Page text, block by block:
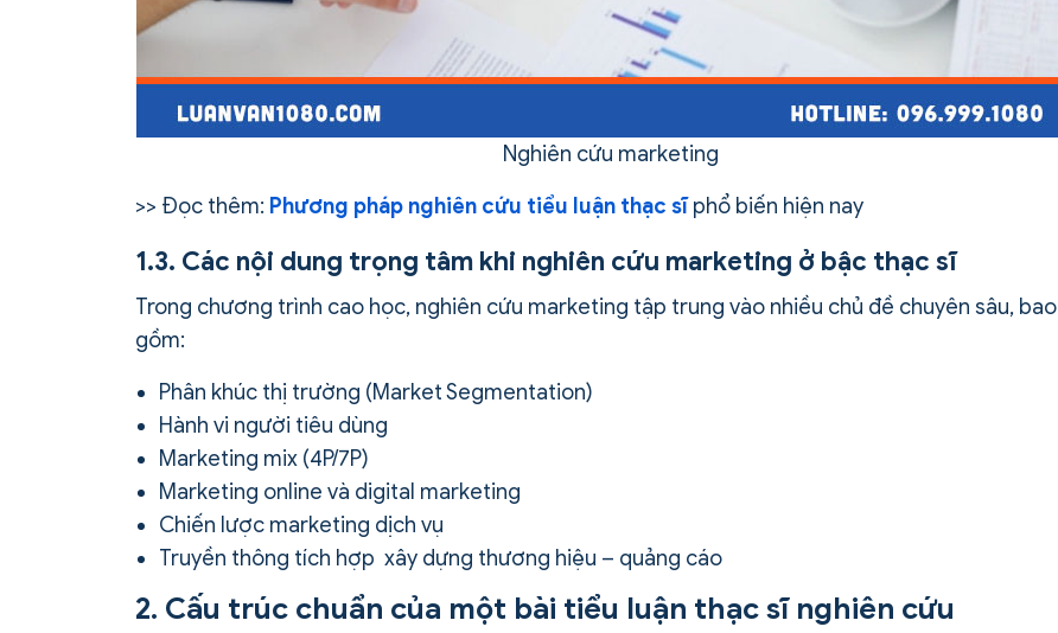
Nghiên cứu marketing
>> Đọc thêm: Phương pháp nghiên cứu tiểu luận thạc sĩphổ biến hiện nay
1.3. Các nội dung trọng tâm khi nghiên cứu marketing ở bậc thạc sĩ
Trong chương trình cao học, nghiên cứu marketing tập trung vào nhiều chủ đề chuyên sâu, bao
gồm:
Phân khúc thị trường (Market Segmentation)
Hành vi người tiêu dùng
Marketing mix (4P/7P)
Marketing online và digital marketing
Chiến lược marketing dịch vụ
Truyền thông tích hợp xây dựng thương hiệu – quảng cáo
2. Cấu trúc chuẩn của một bài tiểu luận thạc sĩ nghiên cứu